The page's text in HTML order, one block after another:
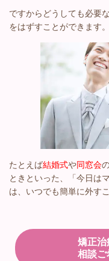
ですからどうしても必要
をはずすことができます。
たとえば結婚式や同窓会
ときといった、「今日は
は、いつでも簡単に外す
矯正治
相談ご